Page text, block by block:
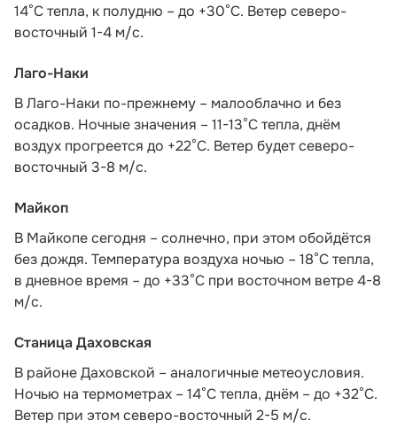
14°С тепла, к полудню – до +30°С. Ветер северо-
восточный 1-4 м/с.
Лаго-Наки
В Лаго-Наки по-прежнему – малооблачно и без
осадков. Ночные значения – 11-13°С тепла, днём
воздух прогреется до +22°С. Ветер будет северо-
восточный 3-8 м/с.
Майкоп
В Майкопе сегодня – солнечно, при этом обойдётся
без дождя. Температура воздуха ночью – 18°С тепла,
в дневное время – до +33°С при восточном ветре 4-8
м/с.
Станица Даховская
В районе Даховской – аналогичные метеоусловия.
Ночью на термометрах – 14°C тепла, днём – до +32°C.
Ветер при этом северо-восточный 2-5 м/с.